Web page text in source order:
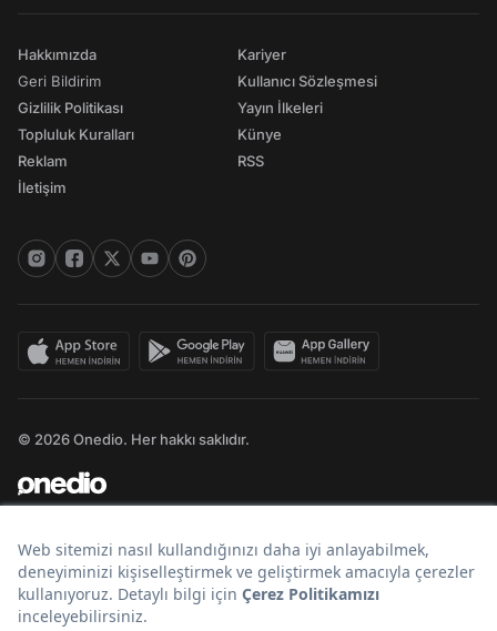
Hakkımızda
Geri Bildirim
Gizlilik Politikası
Topluluk Kuralları
Reklam
İletişim
Kariyer
Kullanıcı Sözleşmesi
Yayın İlkeleri
Künye
RSS
© 2026 Onedio. Her hakkı saklıdır.
Bir markasıdır.